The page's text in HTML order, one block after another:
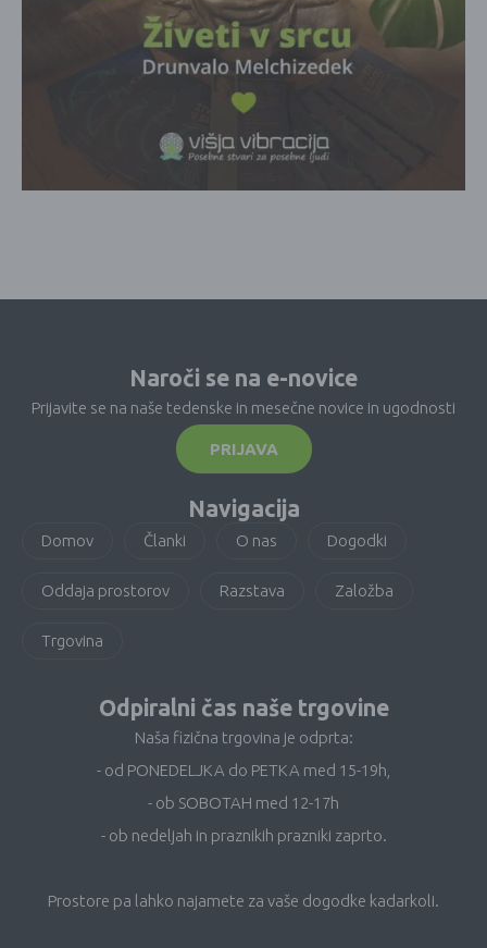
Naroči se na e-novice
Prijavite se na naše tedenske in mesečne novice in ugodnosti
PRIJAVA
Navigacija
Domov Članki O nas Dogodki
Oddaja prostorov Razstava Založba
Trgovina
Odpiralni čas naše trgovine
Naša fizična trgovina je odprta:
- od PONEDELJKA do PETKA med 15-19h,
- ob SOBOTAH med 12-17h
- ob nedeljah in praznikih prazniki zaprto.
Prostore pa lahko najamete za vaše dogodke kadarkoli.